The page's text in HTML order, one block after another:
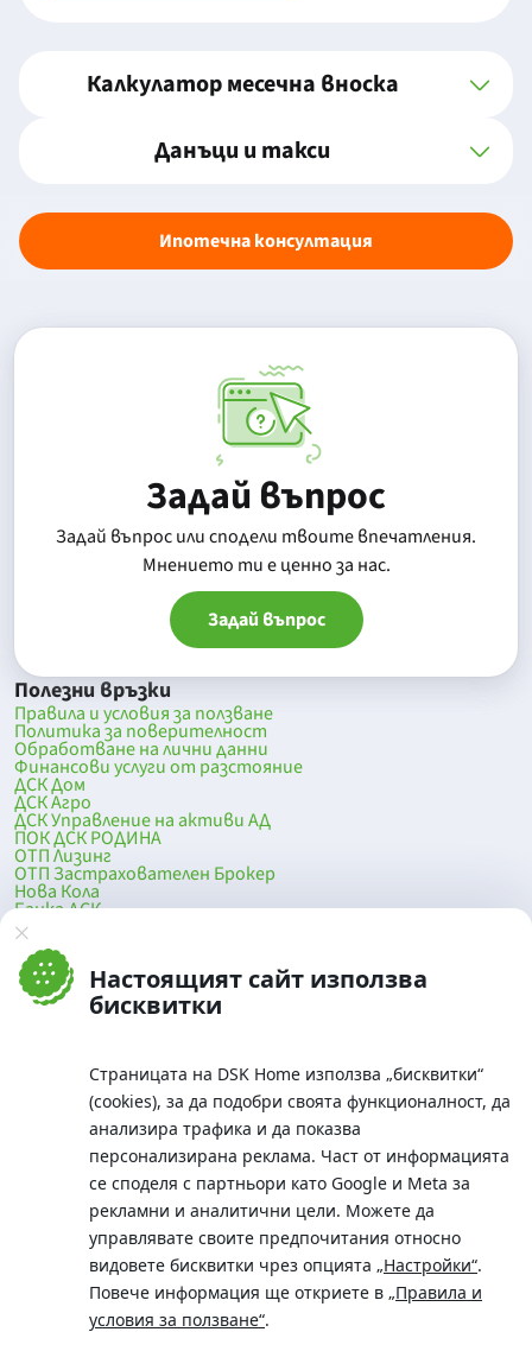
Настоящият сайт използва
бисквитки
Страницата на DSK Home използва „бисквитки“
(cookies), за да подобри своята функционалност, да
анализира трафика и да показва
персонализирана реклама. Част от информацията
се споделя с партньори като Google и Meta за
рекламни и аналитични цели. Можете да
управлявате своите предпочитания относно
видовете бисквитки чрез опцията „Настройки“.
Повече информация ще откриете в „Правила и
условия за ползване“.
Калкулатор месечна вноска
Данъци и такси
Ипотечна консултация
Задай въпрос
Задай въпрос или сподели твоите впечатления.
Mнението ти е ценно за нас.
Задай въпрос
Полезни връзки
Правила и условия за ползване
Политика за поверителност
Обработване на лични данни
Финансови услуги от разстояние
ДСК Дом
ДСК Агро
ДСК Управление на активи АД
ПОК ДСК РОДИНА
ОТП Лизинг
ОТП Застрахователен Брокер
Нова Кола
Банка ДСК
DSK Mobile
Оферти за продажба от Банка ДСК
Клонова мрежа и банкомати
До началото на страницата
Телефон:
0700 10 375 / *2375
Московска No.19 / ул. Г. Бенковски No. 5, София 1036
SWIFT/BIC: